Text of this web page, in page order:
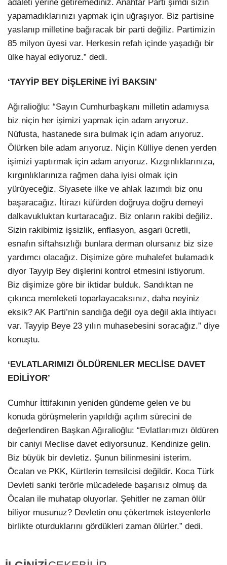
adaleti yerine getiremediniz. Anahtar Parti şimdi sizin
yapamadıklarınızı yapmak için uğraşıyor. Biz partisine
yaslanıp milletine bağıracak bir parti değiliz. Partimizin
85 milyon üyesi var. Herkesin refah içinde yaşadığı bir
ülke hayal ediyoruz.” dedi.
‘TAYYİP BEY DİŞLERİNE İYİ BAKSIN’
Ağıralioğlu: “Sayın Cumhurbaşkanı milletin adamıysa
biz niçin her işimizi yapmak için adam arıyoruz.
Nüfusta, hastanede sıra bulmak için adam arıyoruz.
Ölürken bile adam arıyoruz. Niçin Külliye denen yerden
işimizi yaptırmak için adam arıyoruz. Kızgınlıklarınıza,
kırgınlıklarınıza rağmen daha iyisi olmak için
yürüyeceğiz. Siyasete ilke ve ahlak lazımdı biz onu
başaracağız. İtirazı küfürden doğruya doğru demeyi
dalkavukluktan kurtaracağız. Biz onların rakibi değiliz.
Sizin rakibimiz işsizlik, enflasyon, asgari ücretli,
esnafın siftahsızlığı bunlara derman olursanız biz size
yardımcı olacağız. Dişimize göre muhalefet bulamadık
diyor Tayyip Bey dişlerini kontrol etmesini istiyorum.
Biz dişimize göre bir iktidar bulduk. Sandıktan ne
çıkınca memleketi toparlayacaksınız, daha neyiniz
eksik? AK Parti’nin sandığa değil oya değil akla ihtiyacı
var. Tayyip Beye 23 yılın muhasebesini soracağız.” diye
konuştu.
‘EVLATLARIMIZI ÖLDÜRENLER MECLİSE DAVET
EDİLİYOR’
Cumhur İttifakının yeniden gündeme gelen ve bu
konuda görüşmelerin yapıldığı açılım sürecini de
değerlendiren Başkan Ağıralioğlu: “Evlatlarımızı öldüren
bir caniyi Meclise davet ediyorsunuz. Kendinize gelin.
Biz büyük bir devletiz. Şunun bilinmesini isterim.
Öcalan ve PKK, Kürtlerin temsilcisi değildir. Koca Türk
Devleti sanki terörle mücadelede başarısız olmuş da
Öcalan ile muhatap oluyorlar. Şehitler ne zaman ölür
biliyor musunuz? Devletin onu çökertmek isteyenlerle
birlikte oturduklarını gördükleri zaman ölürler.” dedi.